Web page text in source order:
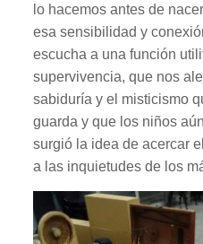
lo hacemos antes de
esa sensibilidad y
escucha a una función
supervivencia, que nos
sabiduría y el misticismo
guarda y que los niños
surgió la idea de acercar
a las inquietudes de los